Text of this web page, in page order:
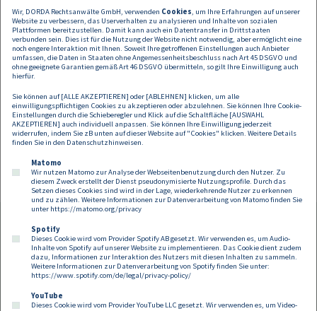
Folgen für den Markt:
Folgen bei fehlerhafter Umsetzung: Unrichtige Beurteilung oder
kann zu Rechtsstreitigkeiten, (Amts-)Haftungsansprüchen und
Erschwerte Geheimhaltung: Unternehmen müssen damit rechnen,
dass Konkurrenten unter Umständen Einsicht in Verträge erhalten
(insbesondere Vergabeverfahren und bei der freien
Auftragsvergabe).
Footer
Kontakt Datenschutz
Impressum
Compliance
Cookies
Wir, DORDA Rechtsanwälte GmbH, verwenden Cookies, um Ihre Erfahrungen auf unserer
Website zu verbessern, das Userverhalten zu analysieren und Inhalte von sozialen
Plattformen bereitzustellen. Damit kann auch ein Datentransfer in Drittstaaten
verbunden sein. Dies ist für die Nutzung der Website nicht notwendig, aber ermöglicht eine
noch engere Interaktion mit Ihnen. Soweit Ihre getroffenen Einstellungen auch Anbieter
umfassen, die Daten in Staaten ohne Angemessenheitsbeschluss nach Art 45 DSGVO und
ohne geeignete Garantien gemäß Art 46 DSGVO übermitteln, so gilt Ihre Einwilligung auch
hierfür.
Sie können auf [ALLE AKZEPTIEREN] oder [ABLEHNEN] klicken, um alle
einwilligungspflichtigen Cookies zu akzeptieren oder abzulehnen. Sie können Ihre Cookie-
Einstellungen durch die Schieberegler und Klick auf die Schaltfläche [AUSWAHL
AKZEPTIEREN] auch individuell anpassen. Sie können Ihre Einwilligung jederzeit
widerrufen, indem Sie zB unten auf dieser Website auf "Cookies" klicken. Weitere Details
finden Sie in den Datenschutzhinweisen.
Matomo
Wir nutzen Matomo zur Analyse der Webseitenbenutzung durch den Nutzer. Zu
diesem Zweck erstellt der Dienst pseudonymisierte Nutzungsprofile. Durch das
Setzen dieses Cookies sind wird in der Lage, wiederkehrende Nutzer zu erkennen
und zu zählen. Weitere Informationen zur Datenverarbeitung von Matomo finden Sie
unter https://matomo.org/privacy
Spotify
Dieses Cookie wird vom Provider Spotify AB gesetzt. Wir verwenden es, um Audio-
Inhalte von Spotify auf unserer Website zu implementieren. Das Cookie dient zudem
dazu, Informationen zur Interaktion des Nutzers mit diesen Inhalten zu sammeln.
Weitere Informationen zur Datenverarbeitung von Spotify finden Sie unter:
https://www.spotify.com/de/legal/privacy-policy/
YouTube
Dieses Cookie wird vom Provider YouTube LLC gesetzt. Wir verwenden es, um Video-